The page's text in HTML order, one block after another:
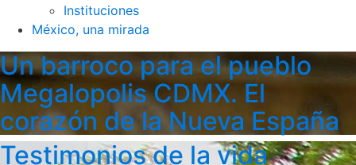
Instituciones
México, una mirada
Un barroco para el pueblo
Megalopolis CDMX. El
corazón de la Nueva España
Testimonios de la vida